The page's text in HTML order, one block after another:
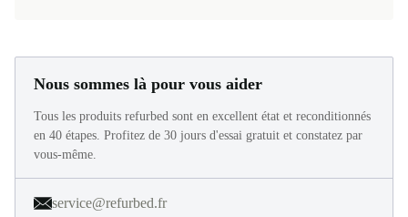
Nous sommes là pour vous aider
Tous les produits refurbed sont en excellent état et reconditionnés
en 40 étapes. Profitez de 30 jours d'essai gratuit et constatez par
vous-même.
service@refurbed.fr